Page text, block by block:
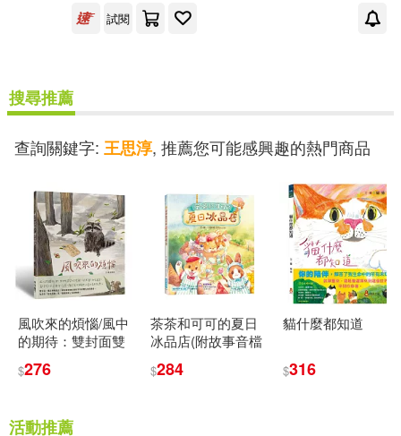
可新加坡店取(2)
電子書 (可複選)
適合平板閱讀(1)
其他 (可複選)
現在可購買商品(3)
試閱
搜尋推薦
查詢關鍵字: 王思淳, 推薦您可能感興趣的熱門商品
風吹來的煩惱/風中
的期待：雙封面雙
穿人際互動盲點，
$276
茶茶和可可的夏日
冰品店(附故事音檔
紙)
$284
貓什麼都知道
$316
活動推薦